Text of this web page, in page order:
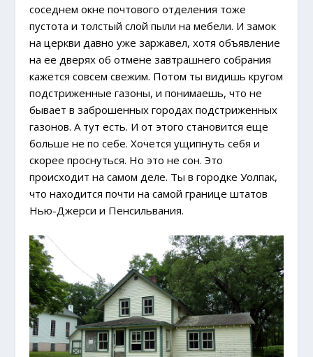
соседнем окне почтового отделения тоже
пустота и толстый слой пыли на мебели. И замок
на церкви давно уже заржавел, хотя объявление
на ее дверях об отмене завтрашнего собрания
кажется совсем свежим. Потом ты видишь кругом
подстриженные газоны, и понимаешь, что не
бывает в заброшенных городах подстриженных
газонов. А тут есть. И от этого становится еще
больше не по себе. Хочется ущипнуть себя и
скорее проснуться. Но это не сон. Это
происходит на самом деле. Ты в городке Уолпак,
что находится почти на самой границе штатов
Нью-Джерси и Пенсильвания.